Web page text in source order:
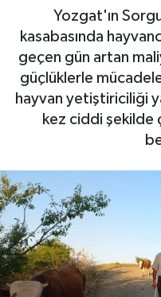
Yozgat'ın
kasabasında
geçen gün artan
güçlüklerle
hayvan yetiştiriciliği
kez ciddi şekilde
Otovitrin
Asayiş
Magazin
Gayrimenkul
Spor
Eğitim
Haber Arşivi